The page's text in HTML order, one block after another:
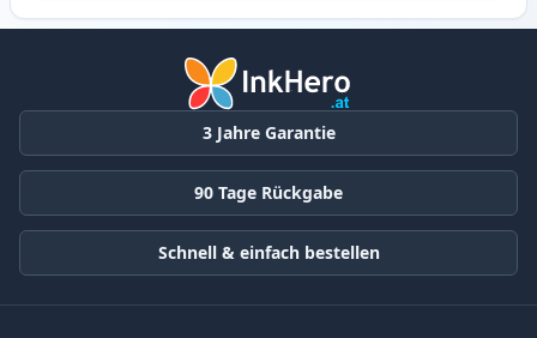
3 Jahre Garantie
90 Tage Rückgabe
Schnell & einfach bestellen